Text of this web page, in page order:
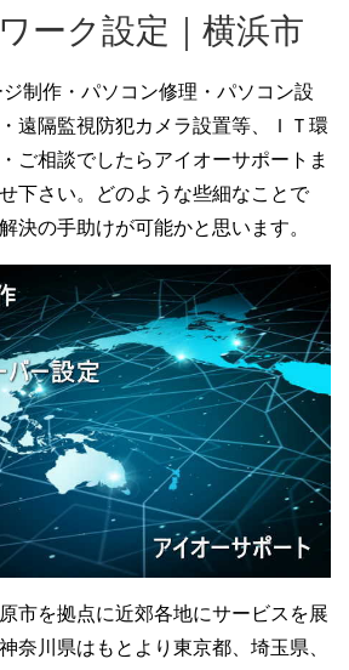
ーク設定｜横浜市
制作・パソコン修理・パソコン設
遠隔監視防犯カメラ設置等、ＩＴ環
ご相談でしたらアイオーサポートま
下さい。どのような些細なことで
決の手助けが可能かと思います。
市を拠点に近郊各地にサービスを展
奈川県はもとより東京都、埼玉県、